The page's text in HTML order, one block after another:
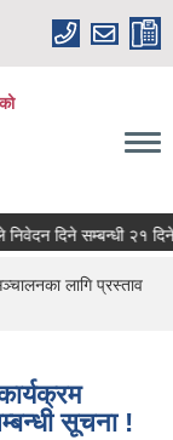
दिने सम्बन्धी २१ दिने
लागि प्रस्ताव
सूचना !